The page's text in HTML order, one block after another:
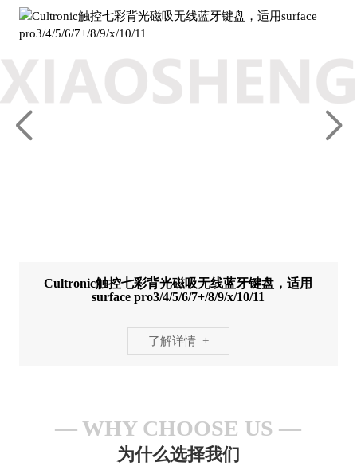
Cultronic触控七彩背光磁吸无线蓝牙键盘，适用
surface pro3/4/5/6/7+/8/9/x/10/11
了解详情 +
WHY CHOOSE US
为什么选择我们